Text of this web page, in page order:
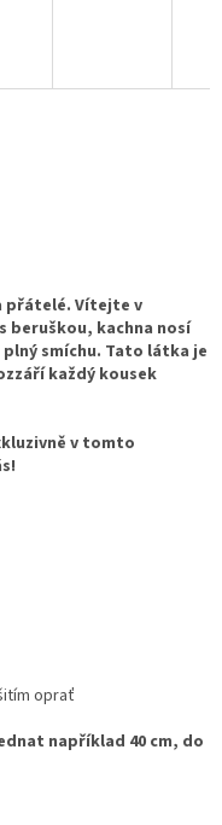
přátelé. Vítejte v
beruškou, kachna nosí
smíchu. Tato látka je
každý kousek
v tomto
oprať
například 40 cm, do